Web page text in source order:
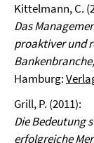
Kittelmann, C.
Das
proaktiver und
Bankenbranche,
Hamburg:
Grill, P. (2011):
Die Bedeutung
erfolgreiche